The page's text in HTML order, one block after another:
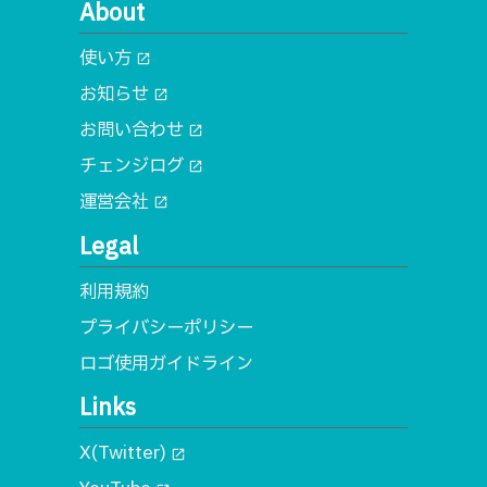
About
使い方 open_in_new
お知らせ open_in_new
お問い合わせ open_in_new
チェンジログ open_in_new
運営会社 open_in_new
Legal
利用規約
プライバシーポリシー
ロゴ使用ガイドライン
Links
X(Twitter) open_in_new